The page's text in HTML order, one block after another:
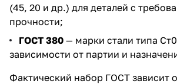
(45, 20 и др.) для деталей с
прочности;
ГОСТ 380 — марки стали типа
зависимости от партии и
Фактический набор ГОСТ зависит